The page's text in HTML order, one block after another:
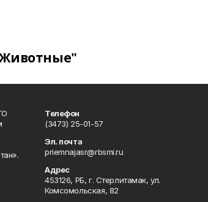
Телефон
(3473) 25-01-57
Эл. почта
priemnajasr@rbsmi.ru
Адрес
453126, РБ, г. Стерлитамак, ул.
Комсомольская, 82